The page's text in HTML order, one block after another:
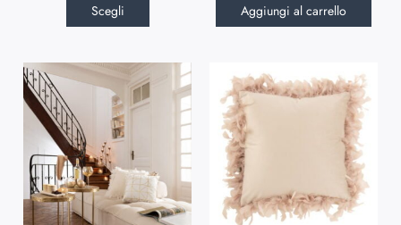
Scegli Aggiungi al carrello